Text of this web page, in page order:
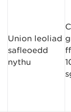
Union leoliad
safleoedd
nythu